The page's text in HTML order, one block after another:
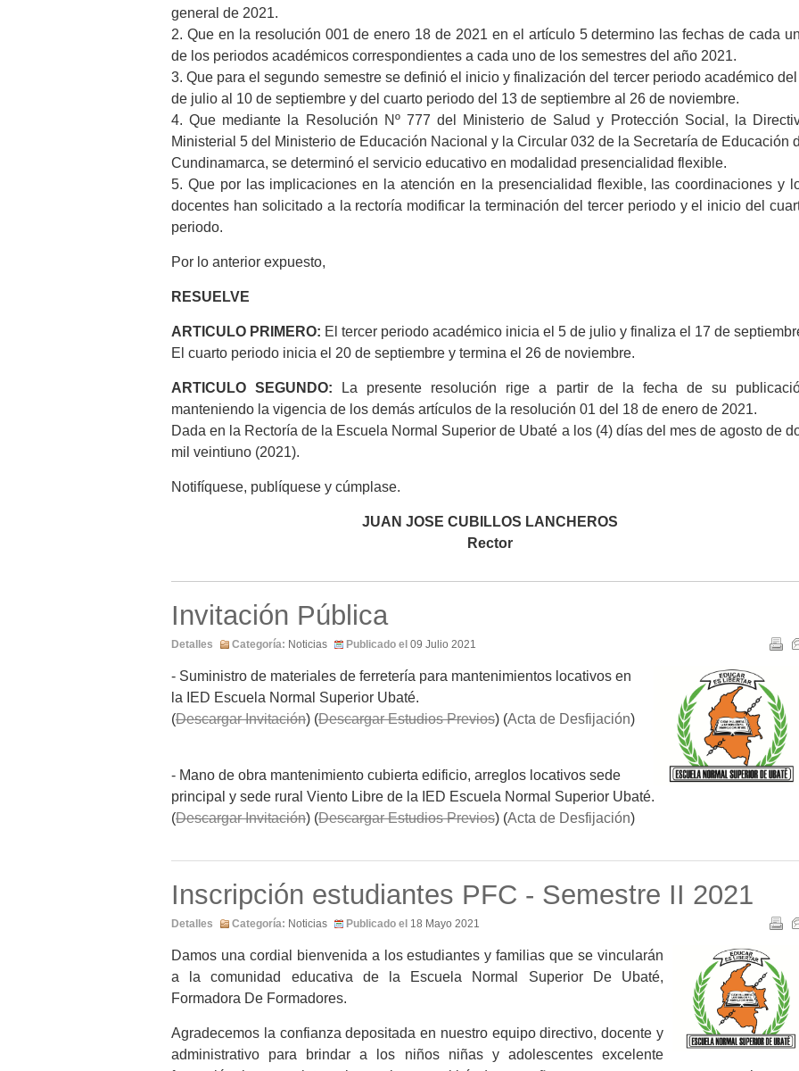
general de 2021.
2. Que en la resolución 001 de enero 18 de 2021 en el artículo 5 determino las fechas de cada
de los periodos académicos correspondientes a cada uno de los semestres del año 2021.
3. Que para el segundo semestre se definió el inicio y finalización del tercer periodo académico
de julio al 10 de septiembre y del cuarto periodo del 13 de septiembre al 26 de noviembre.
4. Que mediante la Resolución Nº 777 del Ministerio de Salud y Protección Social, la
Ministerial 5 del Ministerio de Educación Nacional y la Circular 032 de la Secretaría de Educación
Cundinamarca, se determinó el servicio educativo en modalidad presencialidad flexible.
5. Que por las implicaciones en la atención en la presencialidad flexible, las coordinaciones y
docentes han solicitado a la rectoría modificar la terminación del tercer periodo y el inicio del
periodo.
Por lo anterior expuesto,
RESUELVE
ARTICULO PRIMERO: El tercer periodo académico inicia el 5 de julio y finaliza el 17 de
El cuarto periodo inicia el 20 de septiembre y termina el 26 de noviembre.
ARTICULO SEGUNDO: La presente resolución rige a partir de la fecha de su
manteniendo la vigencia de los demás artículos de la resolución 01 del 18 de enero de 2021.
Dada en la Rectoría de la Escuela Normal Superior de Ubaté a los (4) días del mes de agosto de
mil veintiuno (2021).
Notifíquese, publíquese y cúmplase.
JUAN JOSE CUBILLOS LANCHEROS
Rector
Invitación Pública
Detalles Categoría: Noticias Publicado el 09 Julio 2021
- Suministro de materiales de ferretería para mantenimientos locativos en
la IED Escuela Normal Superior Ubaté.
(Descargar Invitación) (Descargar Estudios Previos) (Acta de Desfijación)
- Mano de obra mantenimiento cubierta edificio, arreglos locativos sede
principal y sede rural Viento Libre de la IED Escuela Normal Superior Ubaté.
(Descargar Invitación) (Descargar Estudios Previos) (Acta de Desfijación)
Inscripción estudiantes PFC - Semestre II 2021
Detalles Categoría: Noticias Publicado el 18 Mayo 2021
Damos una cordial bienvenida a los estudiantes y familias que se vincularán
a la comunidad educativa de la Escuela Normal Superior De Ubaté,
Formadora De Formadores.
Agradecemos la confianza depositada en nuestro equipo directivo, docente y
administrativo para brindar a los niños niñas y adolescentes excelente